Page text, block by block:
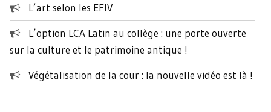
L’art selon les EFIV
L’option LCA Latin au collège : une porte ouverte
sur la culture et le patrimoine antique !
Végétalisation de la cour : la nouvelle vidéo est là !